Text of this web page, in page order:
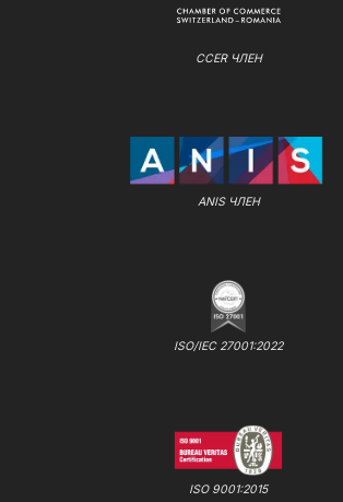
CCER ЧЛЕН
ANIS ЧЛЕН
ISO/IEC 27001:2022
ISO 9001:2015